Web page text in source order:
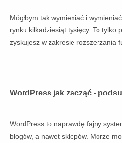
Mógłbym tak wymieniać i
rynku kilkadziesiąt tysięcy. To tylko
zyskujesz w zakresie rozszerzania
WordPress jak zacząć -
WordPress to naprawdę fajny
blogów, a nawet sklepów. Morze